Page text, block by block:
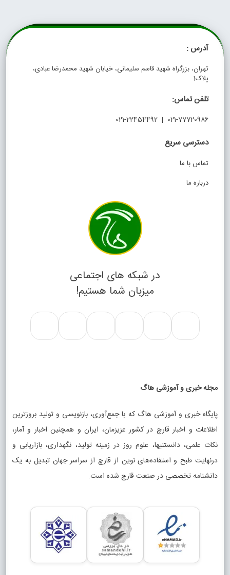
آدرس :
تهران، بزرگراه شهید قاسم سلیمانی، خیابان شهید محمدرضا عبادی،
پلاک1
تلفن تماس:
021-77720986 | 021-22454492
دسترسی سریع
تماس با ما
درباره ما
در شبکه های اجتماعی
میزبان شما هستیم!
مجله خبری و آموزشی هاگ
پایگاه خبری و آموزشی هاگ که با جمع‌آوری، بازنویسی و تولید بروزترین
اطلاعات و اخبار قارچ در کشور عزیزمان، ایران و همچنین اخبار و آمار،
نکات علمی، دانستنیها، علوم روز در زمینه تولید، نگهداری، بازاریابی و
درنهایت طبخ و استفاده‌های نوین از قارچ از سراسر جهان تبدیل به یک
دانشنامه تخصصی در صنعت قارچ شده است.